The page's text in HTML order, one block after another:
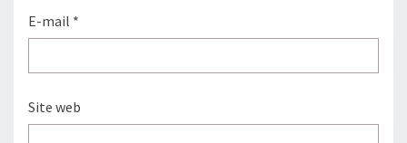
E-mail *
Site web